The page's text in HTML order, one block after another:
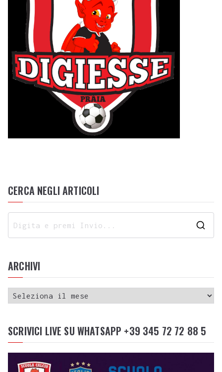
CERCA NEGLI ARTICOLI
ARCHIVI
SCRIVICI LIVE SU WHATSAPP +39 345 72 72 88 5